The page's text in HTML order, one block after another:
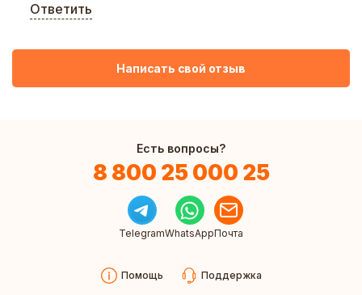
Ответить
Написать свой отзыв
Есть вопросы?
8 800 25 000 25
TelegramWhatsAppПочта
Помощь Поддержка